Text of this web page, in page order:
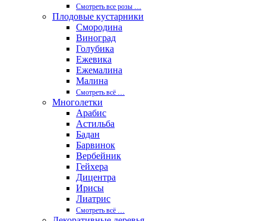
Смотреть все розы …
Плодовые кустарники
Смородина
Виноград
Голубика
Ежевика
Ежемалина
Малина
Смотреть вcё …
Многолетки
Арабис
Астильба
Бадан
Барвинок
Вербейник
Гейхера
Дицентра
Ирисы
Лиатрис
Смотреть вcё …